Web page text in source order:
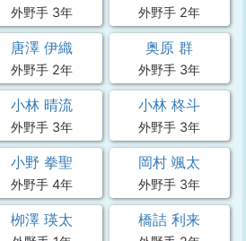
外野手 3年 外野手 2年
唐澤 伊織
外野手 2年
奥原 群
外野手 3年
小林 晴流
外野手 3年
小林 柊斗
外野手 3年
小野 拳聖
外野手 4年
岡村 颯太
外野手 3年
栁澤 瑛太 橋詰 利来